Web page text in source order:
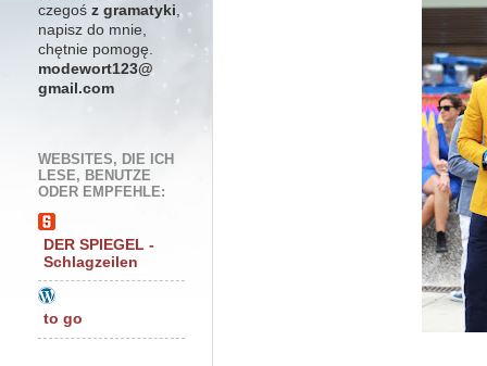
czegoś z gramatyki
napisz do mnie,
chętnie pomogę.
modewort123@
gmail.com
WEBSITES, DIE ICH
LESE, BENUTZE
ODER EMPFEHLE:
DER SPIEGEL -
Schlagzeilen
to go